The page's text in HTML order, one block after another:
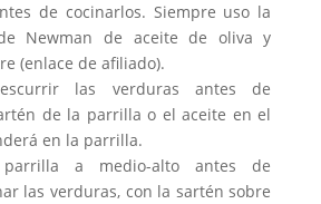
de cocinarlos. Siempre uso la
Newman de aceite de oliva y
(enlace de afiliado).
las verduras antes de
de la parrilla o el aceite en el
en la parrilla.
parrilla a medio-alto antes de
las verduras, con la sartén sobre